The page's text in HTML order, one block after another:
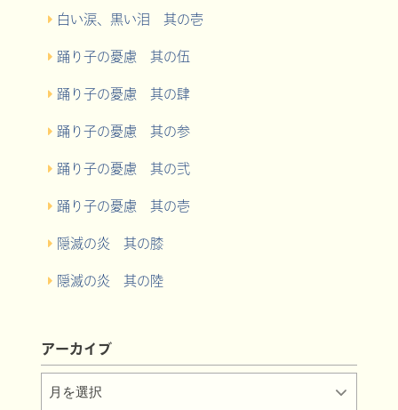
白い涙、黒い泪 其の壱
踊り子の憂慮 其の伍
踊り子の憂慮 其の肆
踊り子の憂慮 其の参
踊り子の憂慮 其の弐
踊り子の憂慮 其の壱
隠滅の炎 其の膝
隠滅の炎 其の陸
アーカイブ